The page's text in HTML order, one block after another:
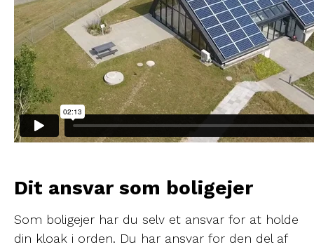
Dit ansvar som boligejer
Som boligejer har du selv et ansvar for at holde
din kloak i orden. Du har ansvar for den del af